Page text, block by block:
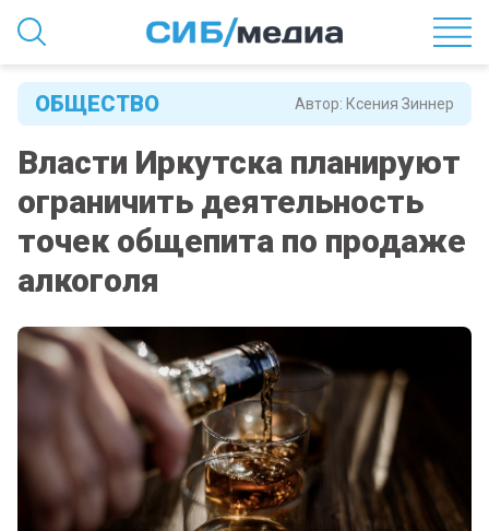
Автор: Ксения Зиннер
ОБЩЕСТВО
Власти Иркутска планируют
ограничить деятельность
точек общепита по продаже
алкоголя